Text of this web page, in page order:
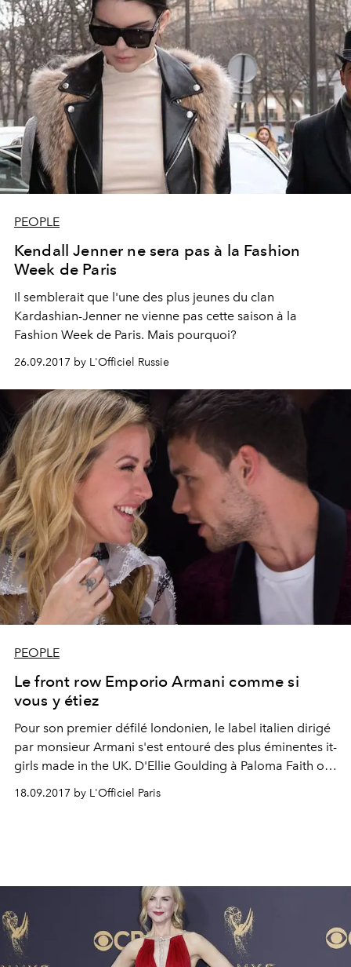
PEOPLE
Kendall Jenner ne sera pas à la Fashion
Week de Paris
Il semblerait que l'une des plus jeunes du clan
Kardashian-Jenner ne vienne pas cette saison à la
Fashion Week de Paris. Mais pourquoi?
26.09.2017 by L'Officiel Russie
PEOPLE
Le front row Emporio Armani comme si
vous y étiez
Pour son premier défilé londonien, le label italien dirigé
par monsieur Armani s'est entouré des plus éminentes it-
girls made in the UK. D'Ellie Goulding à Paloma Faith ou
Poppy Delevingne, focus sur le premier rang où il fallait
18.09.2017 by L'Officiel Paris